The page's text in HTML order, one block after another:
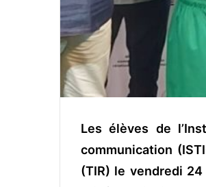
Les élèves de
communication
(TIR) le vendredi